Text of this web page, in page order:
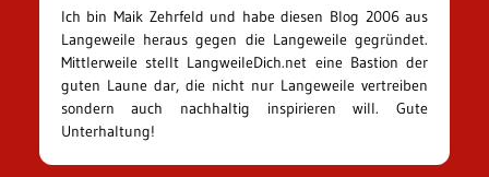
Ich bin Maik Zehrfeld und habe diesen Blog 2006 aus
Langeweile heraus gegen die Langeweile gegründet.
Mittlerweile stellt LangweileDich.net eine Bastion der
guten Laune dar, die nicht nur Langeweile vertreiben
sondern auch nachhaltig inspirieren will. Gute
Unterhaltung!